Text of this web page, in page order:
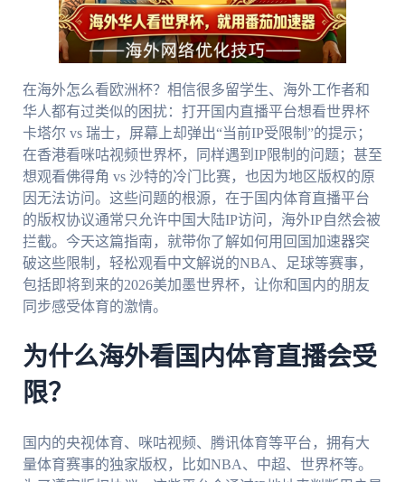
在海外怎么看欧洲杯？相信很多留学生、海外工作者和
华人都有过类似的困扰：打开国内直播平台想看世界杯
卡塔尔 vs 瑞士，屏幕上却弹出“当前IP受限制”的提示；
在香港看咪咕视频世界杯，同样遇到IP限制的问题；甚至
想观看佛得角 vs 沙特的冷门比赛，也因为地区版权的原
因无法访问。这些问题的根源，在于国内体育直播平台
的版权协议通常只允许中国大陆IP访问，海外IP自然会被
拦截。今天这篇指南，就带你了解如何用回国加速器突
破这些限制，轻松观看中文解说的NBA、足球等赛事，
包括即将到来的2026美加墨世界杯，让你和国内的朋友
同步感受体育的激情。
为什么海外看国内体育直播会受
限？
国内的央视体育、咪咕视频、腾讯体育等平台，拥有大
量体育赛事的独家版权，比如NBA、中超、世界杯等。